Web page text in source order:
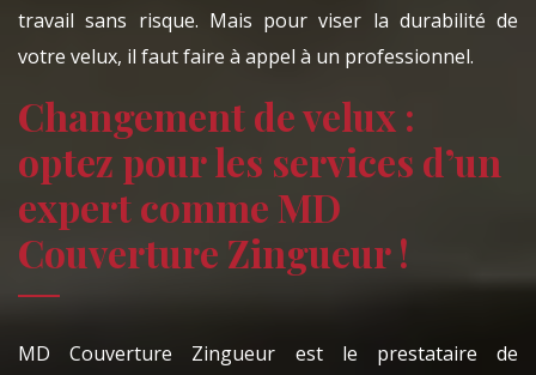
travail sans risque. Mais pour viser la durabilité de
votre velux, il faut faire à appel à un professionnel.
Changement de velux :
optez pour les services d’un
expert comme MD
Couverture Zingueur !
MD Couverture Zingueur est le prestataire de